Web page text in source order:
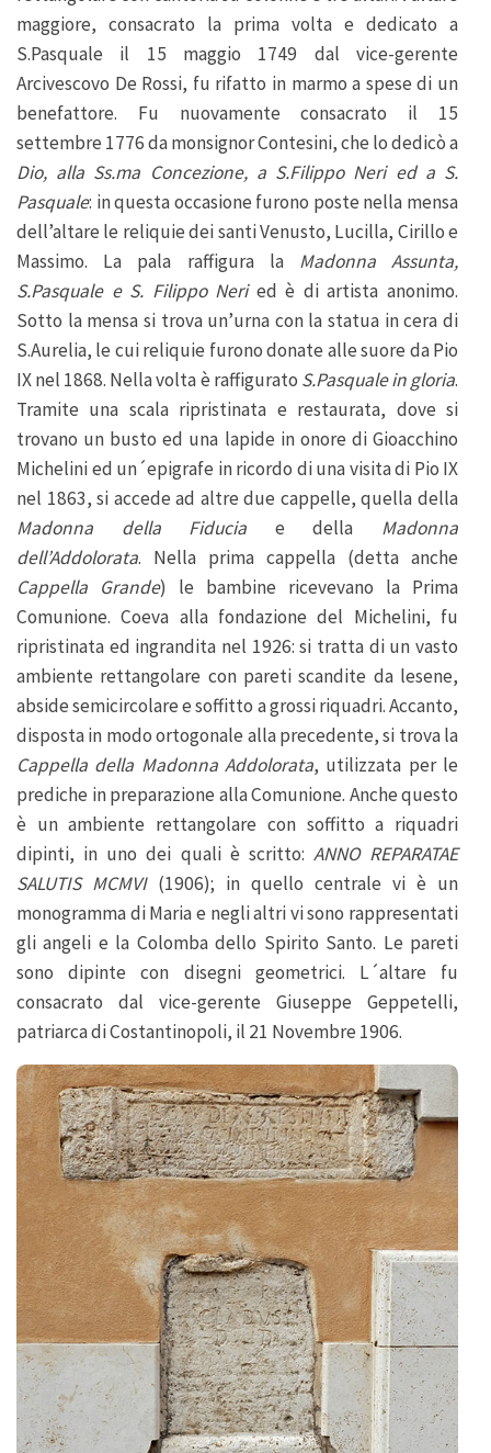
maggiore, consacrato la prima volta e dedicato a
S.Pasquale il 15 maggio 1749 dal vice-gerente
Arcivescovo De Rossi, fu rifatto in marmo a spese di un
benefattore. Fu nuovamente consacrato il 15
settembre 1776 da monsignor Contesini, che lo dedicò a
Dio, alla Ss.ma Concezione, a S.Filippo Neri ed a S.
Pasquale: in questa occasione furono poste nella mensa
dell’altare le reliquie dei santi Venusto, Lucilla, Cirillo e
Massimo. La pala raffigura la Madonna Assunta,
S.Pasquale e S. Filippo Neried è di artista anonimo.
Sotto la mensa si trova un’urna con la statua in cera di
S.Aurelia, le cui reliquie furono donate alle suore da Pio
IX nel 1868. Nella volta è raffigurato S.Pasquale in gloria.
Tramite una scala ripristinata e restaurata, dove si
trovano un busto ed una lapide in onore di Gioacchino
Michelini ed un´epigrafe in ricordo di una visita di Pio IX
nel 1863, si accede ad altre due cappelle, quella della
Madonna della Fiducia e della Madonna
dell’Addolorata. Nella prima cappella (detta anche
Cappella Grande) le bambine ricevevano la Prima
Comunione. Coeva alla fondazione del Michelini, fu
ripristinata ed ingrandita nel 1926: si tratta di un vasto
ambiente rettangolare con pareti scandite da lesene,
abside semicircolare e soffitto a grossi riquadri. Accanto,
disposta in modo ortogonale alla precedente, si trova la
Cappella della Madonna Addolorata, utilizzata per le
prediche in preparazione alla Comunione. Anche questo
è un ambiente rettangolare con soffitto a riquadri
dipinti, in uno dei quali è scritto: ANNO REPARATAE
SALUTIS MCMVI(1906); in quello centrale vi è un
monogramma di Maria e negli altri vi sono rappresentati
gli angeli e la Colomba dello Spirito Santo. Le pareti
sono dipinte con disegni geometrici. L´altare fu
consacrato dal vice-gerente Giuseppe Geppetelli,
patriarca di Costantinopoli, il 21 Novembre 1906.